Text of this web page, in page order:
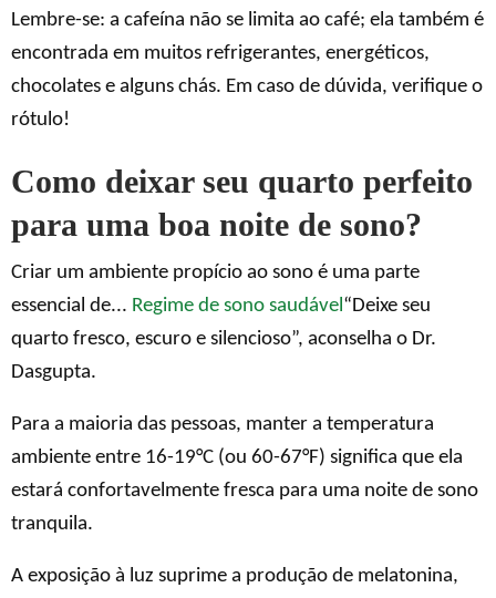
Lembre-se: a cafeína não se limita ao café; ela também é
encontrada em muitos refrigerantes, energéticos,
chocolates e alguns chás. Em caso de dúvida, verifique o
rótulo!
Como deixar seu quarto perfeito
para uma boa noite de sono?
Criar um ambiente propício ao sono é uma parte
essencial de... Regime de sono saudável“Deixe seu
quarto fresco, escuro e silencioso”, aconselha o Dr.
Dasgupta.
Para a maioria das pessoas, manter a temperatura
ambiente entre 16-19°C (ou 60-67°F) significa que ela
estará confortavelmente fresca para uma noite de sono
tranquila.
A exposição à luz suprime a produção de melatonina,